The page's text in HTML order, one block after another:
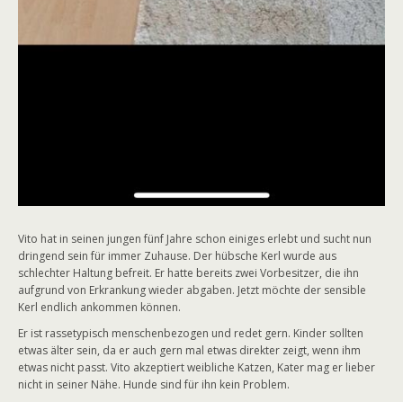
Vito hat in seinen jungen fünf Jahre schon einiges erlebt und sucht nun
dringend sein für immer Zuhause. Der hübsche Kerl wurde aus
schlechter Haltung befreit. Er hatte bereits zwei Vorbesitzer, die ihn
aufgrund von Erkrankung wieder abgaben. Jetzt möchte der sensible
Kerl endlich ankommen können.
Er ist rassetypisch menschenbezogen und redet gern. Kinder sollten
etwas älter sein, da er auch gern mal etwas direkter zeigt, wenn ihm
etwas nicht passt. Vito akzeptiert weibliche Katzen, Kater mag er lieber
nicht in seiner Nähe. Hunde sind für ihn kein Problem.